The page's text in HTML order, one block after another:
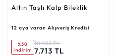
Altın Taşlı Kalp Bileklik
12 aya varan Alışveriş Kredisi
%30
İndirim
10.981 TL
7.713 TL